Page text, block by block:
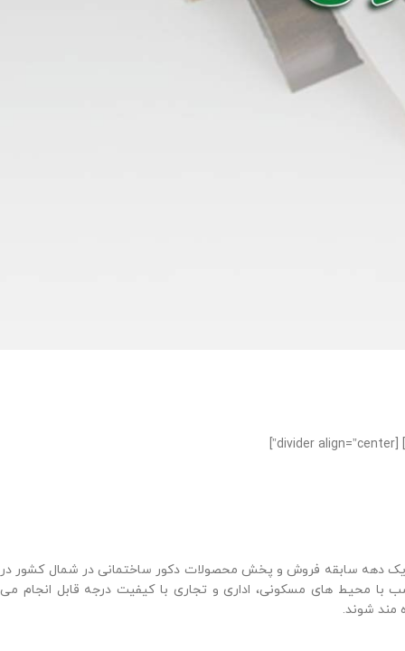
یک دهه سابقه فروش و پخش محصولات دکور ساختمانی در شمال کشور در
با محیط های مسکونی، اداری و تجاری با کیفیت درجه قابل انجام می
مند شوند.